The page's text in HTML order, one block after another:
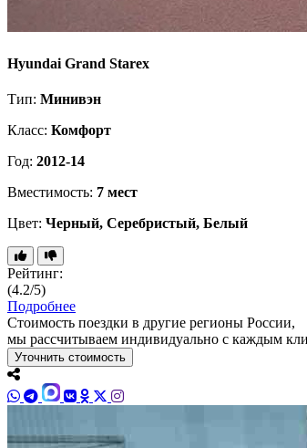
Hyundai Grand Starex
Тип: Минивэн
Класс: Комфорт
Год: 2012-14
Вместимость: 7 мест
Цвет: Черный, Серебристый, Белый
Рейтинг:
(4.2/5)
Подробнее
Стоимость поездки в другие регионы России,
мы рассчитываем индивидуально с каждым
Уточнить стоимость